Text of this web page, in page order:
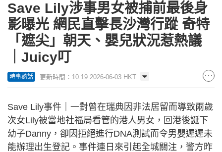
Save Lily涉事男女被捕前最後身
影曝光 網民直擊長沙灣行蹤 奇特
「遮尖」朝天、嬰兒狀況惹熱議
｜Juicy叮
時事熱話 更新時間：10:19 2026-06-03 HKT
Save Lily事件｜一對曾在瑞典因非法居留而導致兩歲
次女Lily被當地社福局看管的港人男女，回港後誕下
幼子Danny，卻因拒絕進行DNA測試而令男嬰遲遲未
能辦理出生登記。事件連日來引起全城關注，警方昨